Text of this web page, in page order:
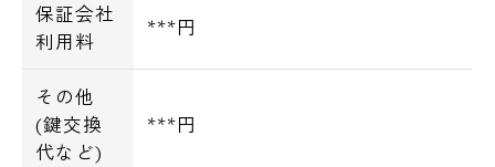
保証会社
利用料
***円
その他
(鍵交換
代など)
***円